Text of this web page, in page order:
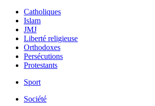
Catholiques
Islam
JMJ
Liberté religieuse
Orthodoxes
Persécutions
Protestants
Sport
Société